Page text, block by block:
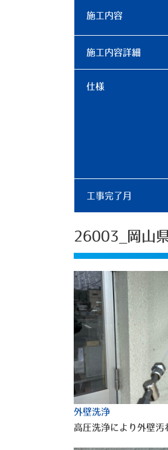
施工内容
施工内容詳細
仕様
工事完了月
26003_岡山
外壁洗浄
高圧洗浄により外壁汚